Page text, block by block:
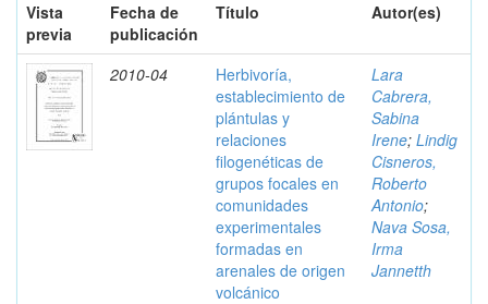
Vista
previa
Fecha de
publicación
Título Autor(es)
2010-04
Herbivoría,
establecimiento de
plántulas y
relaciones
filogenéticas de
grupos focales en
comunidades
experimentales
formadas en
arenales de origen
volcánico
Lara
Cabrera,
Sabina
Irene; Lindig
Cisneros,
Roberto
Antonio;
Nava Sosa,
Irma
Jannetth